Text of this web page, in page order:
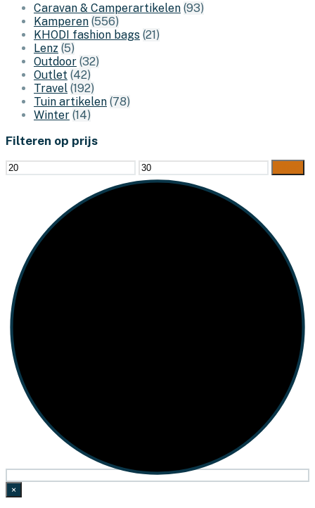
Caravan & Camperartikelen (93)
Kamperen (556)
KHODI fashion bags (21)
Lenz (5)
Outdoor (32)
Outlet (42)
Travel (192)
Tuin artikelen (78)
Winter (14)
Filteren op prijs
Min.
prijs
Max.
prijs
×